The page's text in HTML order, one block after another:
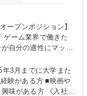
り
第二新卒歓迎
自分の適性にマッチ
ラエンジニアな
ど）等から、面接で
ます。ゲームやエン
3月までに大学また
験がある方 ■映画や
る方 《入社実